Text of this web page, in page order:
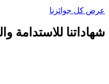
عرض كل جوائزنا
شهاداتنا للاستدامة